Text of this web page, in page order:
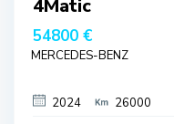
4Matic
54800 €
MERCEDES-BENZ
2024 26000